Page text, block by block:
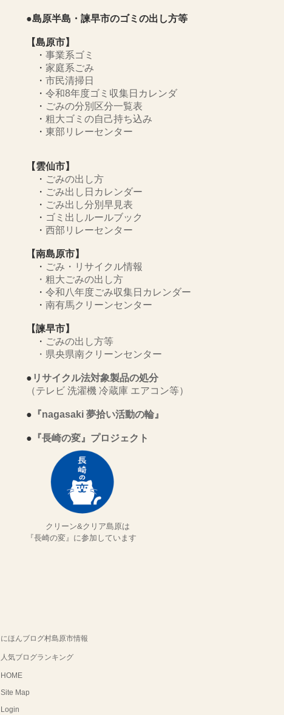
●島原半島・諫早市のゴミの出し方等
【島原市】
・事業系ゴミ
・ 家庭系ごみ
・市民清掃日
・令和8年度ゴミ収集日カレンダ
・ ごみの分別区分一覧表
・粗大ゴミの自己持ち込み
・東部リレーセンター
【雲仙市】
・ ごみの出し方
・ ごみ出し日カレンダー
・ ごみ出し分別早見表
・ ゴミ出しルールブック
・西部リレーセンター
【南島原市】
・ ごみ・リサイクル情報
・粗大ごみの出し方
・令和八年度ごみ収集日カレンダー
・南有馬クリーンセンター
【諫早市】
・ ごみの出し方等
・ 県央県南クリーンセンター
● リサイクル法対象製品の処分
（テレビ 洗濯機 冷蔵庫 エアコン等）
● 『nagasaki 夢拾い活動の輪』
● 『長崎の変』プロジェクト
クリーン&クリア島原は
『長崎の変』に参加しています
にほんブログ村島原市情報
人気ブログランキング
HOME
Site Map
Login